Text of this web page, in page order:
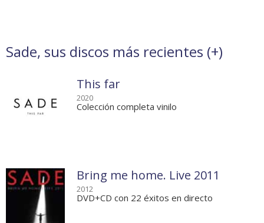
Sade, sus discos más recientes (+)
This far
2020
Colección completa vinilo
Bring me home. Live 2011
2012
DVD+CD con 22 éxitos en directo